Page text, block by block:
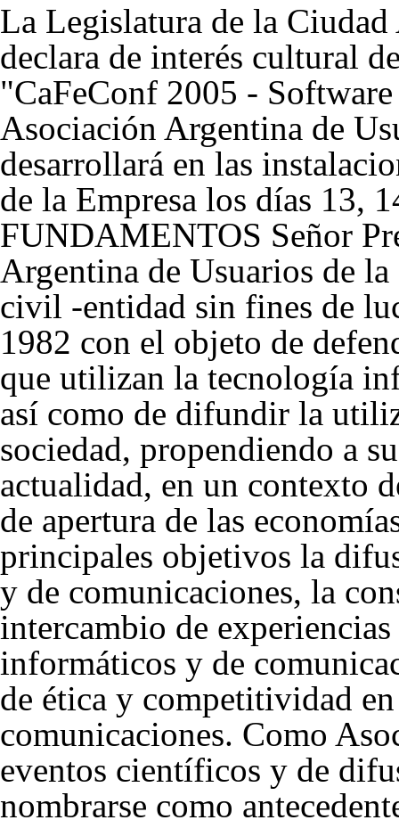
La Legislatura de la
declara de interés cultural
"CaFeConf 2005 -
Asociación Argentina de
desarrollará en las
de la Empresa los días 13,
FUNDAMENTOS Señor
Argentina de Usuarios de
civil -entidad sin fines de
1982 con el objeto de
que utilizan la tecnología
así como de difundir la
sociedad, propendiendo a
actualidad, en un contexto
de apertura de las
principales objetivos la
y de comunicaciones, la
intercambio de
informáticos y de
de ética y competitividad
comunicaciones. Como
eventos científicos y de
nombrarse como